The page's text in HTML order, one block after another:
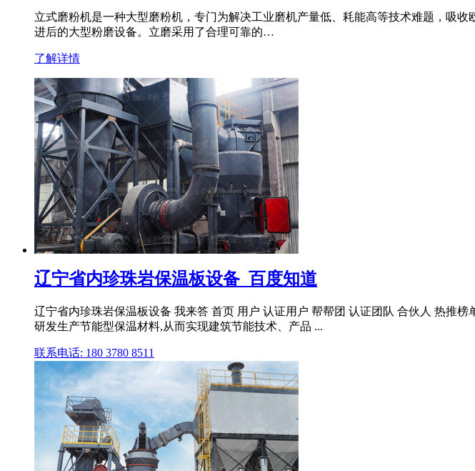
立式磨粉机是一种大型磨粉机，专门为解决工业磨机产量低、耗能高等技术难题，吸
进后的大型粉磨设备。立磨采用了合理可靠的…
了解详情
辽宁省内珍珠岩保温板设备_百度知道
辽宁省内珍珠岩保温板设备 我来答 首页 用户 认证用户 帮帮团 认证团队 合伙人 热推
研发生产节能型保温材料,从而实现建筑节能技术、产品 ...
联系电话: 180 3780 8511